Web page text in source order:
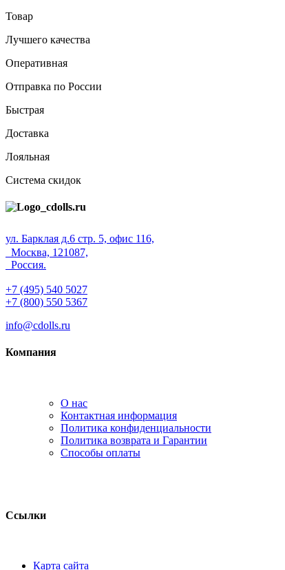
Товар
Лучшего качества
Оперативная
Отправка по России
Быстрая
Доставка
Лояльная
Система скидок
ул. Барклая д.6 стр. 5, офис 116,
Москва, 121087,
Россия.
+7 (495) 540 5027
+7 (800) 550 5367
info@cdolls.ru
Компания
О нас
Контактная информация
Политика конфиденциальности
Политика возврата и Гарантии
Способы оплаты
Ссылки
Карта сайта